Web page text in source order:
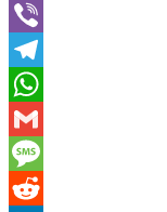
Twitter
Viber
Telegram
WhatsApp
Gmail
Message